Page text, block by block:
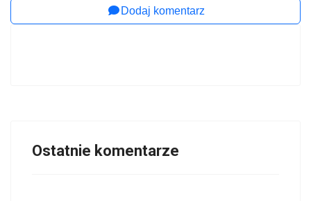
Dodaj komentarz
Ostatnie komentarze